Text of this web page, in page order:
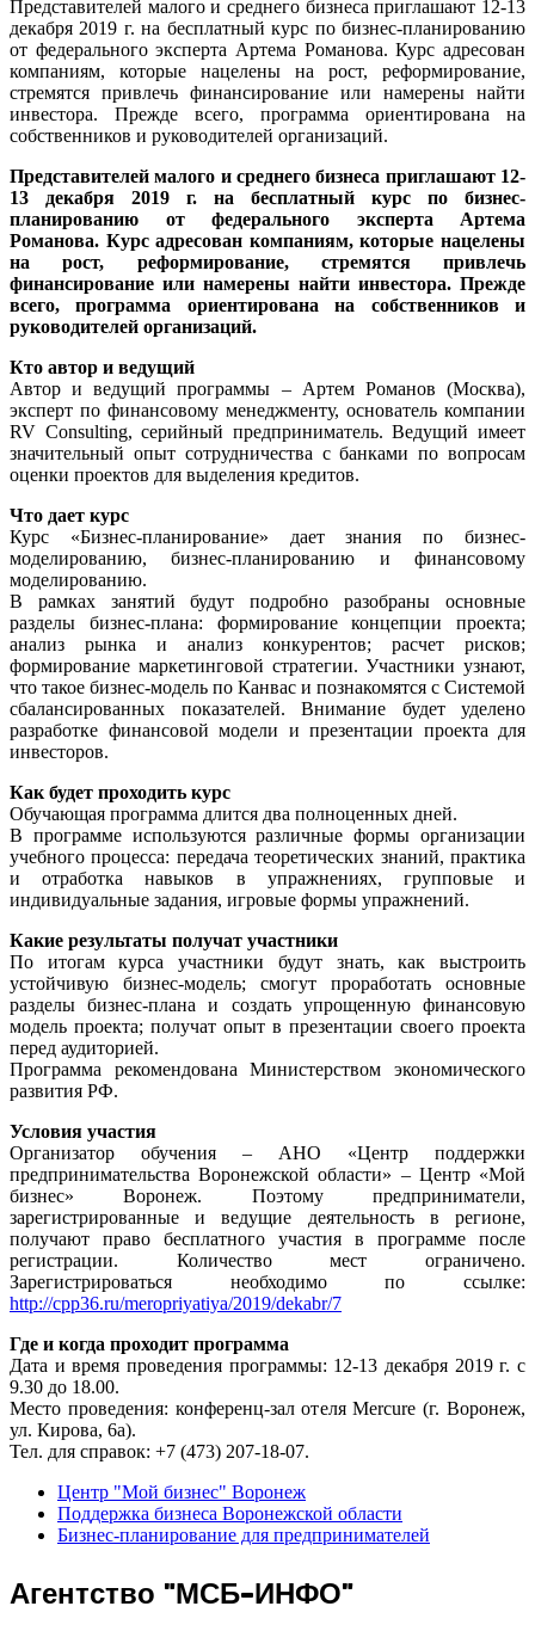
Представителей малого и среднего бизнеса приглашают 12-13
декабря 2019 г. на бесплатный курс по бизнес-планированию
от федерального эксперта Артема Романова. Курс адресован
компаниям, которые нацелены на рост, реформирование,
стремятся привлечь финансирование или намерены найти
инвестора. Прежде всего, программа ориентирована на
собственников и руководителей организаций.
Представителей малого и среднего бизнеса приглашают 12-
13 декабря 2019 г. на бесплатный курс по бизнес-
планированию от федерального эксперта Артема
Романова. Курс адресован компаниям, которые нацелены
на рост, реформирование, стремятся привлечь
финансирование или намерены найти инвестора. Прежде
всего, программа ориентирована на собственников и
руководителей организаций.
Кто автор и ведущий
Автор и ведущий программы – Артем Романов (Москва),
эксперт по финансовому менеджменту, основатель компании
RV Consulting, серийный предприниматель. Ведущий имеет
значительный опыт сотрудничества с банками по вопросам
оценки проектов для выделения кредитов.
Что дает курс
Курс «Бизнес-планирование» дает знания по бизнес-
моделированию, бизнес-планированию и финансовому
моделированию.
В рамках занятий будут подробно разобраны основные
разделы бизнес-плана: формирование концепции проекта;
анализ рынка и анализ конкурентов; расчет рисков;
формирование маркетинговой стратегии. Участники узнают,
что такое бизнес-модель по Канвас и познакомятся с Системой
сбалансированных показателей. Внимание будет уделено
разработке финансовой модели и презентации проекта для
инвесторов.
Как будет проходить курс
Обучающая программа длится два полноценных дней.
В программе используются различные формы организации
учебного процесса: передача теоретических знаний, практика
и отработка навыков в упражнениях, групповые и
индивидуальные задания, игровые формы упражнений.
Какие результаты получат участники
По итогам курса участники будут знать, как выстроить
устойчивую бизнес-модель; смогут проработать основные
разделы бизнес-плана и создать упрощенную финансовую
модель проекта; получат опыт в презентации своего проекта
перед аудиторией.
Программа рекомендована Министерством экономического
развития РФ.
Условия участия
Организатор обучения – АНО «Центр поддержки
предпринимательства Воронежской области» – Центр «Мой
бизнес» Воронеж. Поэтому предприниматели,
зарегистрированные и ведущие деятельность в регионе,
получают право бесплатного участия в программе после
регистрации. Количество мест ограничено.
Зарегистрироваться необходимо по ссылке:
http://cpp36.ru/meropriyatiya/2019/dekabr/7
Где и когда проходит программа
Дата и время проведения программы: 12-13 декабря 2019 г. с
9.30 до 18.00.
Место проведения: конференц-зал отеля Mercure (г. Воронеж,
ул. Кирова, 6а).
Тел. для справок: +7 (473) 207-18-07.
Центр "Мой бизнес" Воронеж
Поддержка бизнеса Воронежской области
Бизнес-планирование для предпринимателей
Агентство "МСБ-ИНФО"